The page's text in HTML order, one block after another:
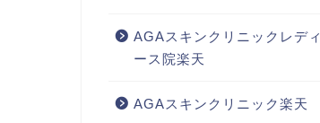
AGAスキンクリニックレディ
ース院楽天
AGAスキンクリニック楽天